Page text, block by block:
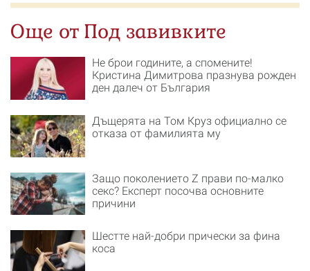
Още от Под завивките
Не брои годините, а спомените!
Кристина Димитрова празнува рожден
ден далеч от България
Дъщерята на Том Круз официално се
отказа от фамилията му
Защо поколението Z прави по-малко
секс? Експерт посочва основните
причини
Шестте най-добри прически за фина
коса